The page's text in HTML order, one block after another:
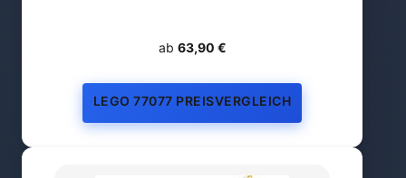
ab 63,90 €
LEGO 77077 PREISVERGLEICH